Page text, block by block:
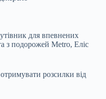
для впевнених
з подорожей Metro, Еліс
розсилки від